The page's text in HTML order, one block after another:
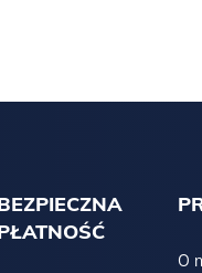
O